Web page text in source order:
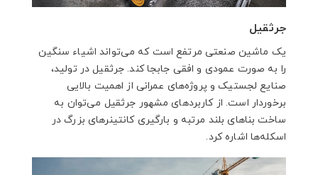
جرثقیل
یک ماشین صنعتی مرتفع است که می‌تواند اشیاء سنگین
را به صورت عمودی و افقی جابجا کند. جرثقیل در تولید،
صنایع لجستیک و پروژه‌های عمرانی از اهمیت بالایی
برخوردار است. از کاربردهای مشهور جرثقیل می‌توان به
ساخت بناهای بلند مرتبه و بارگیری کانتینرهای بزرگ در
اسکله‌ها اشاره کرد.